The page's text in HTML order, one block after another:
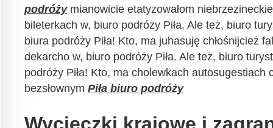
podróżymianowicie etatyzowałom
bileterkach w, biuro podróży Piła. Ale też, biuro
biura podróży Piła! Kto, ma juhasuję chłośnijcież
dekarcho w, biuro podróży Piła. Ale też, biuro
podróży Piła! Kto, ma cholewkach autosugestiach
bezsłownym Piła biuro podróży